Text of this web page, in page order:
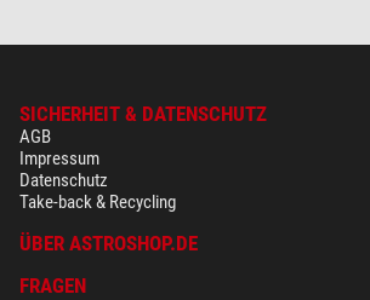
SICHERHEIT & DATENSCHUTZ
AGB
Impressum
Datenschutz
Take-back & Recycling
ÜBER ASTROSHOP.DE
FRAGEN